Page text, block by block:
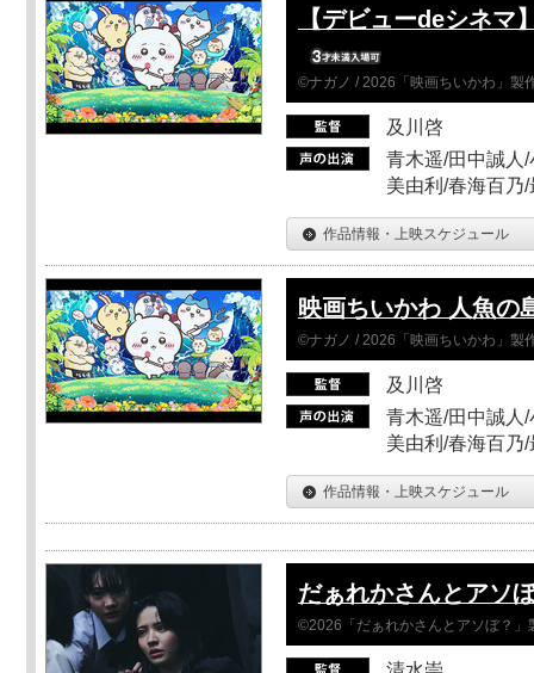
【デビューdeシネマ
©ナガノ / 2026「映画ちいかわ」製
及川啓
青木遥/田中誠人
美由利/春海百乃
作品情報・上映スケジュール
映画ちいかわ 人魚の
©ナガノ / 2026「映画ちいかわ」製
及川啓
青木遥/田中誠人
美由利/春海百乃
作品情報・上映スケジュール
だぁれかさんとアソ
©2026「だぁれかさんとアソぼ？」